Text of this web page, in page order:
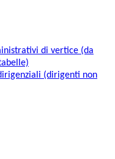
di vertice (da
(dirigenti non